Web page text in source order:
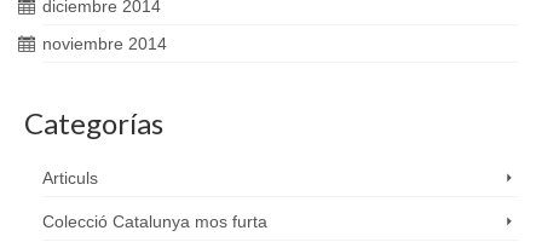
diciembre 2014
noviembre 2014
Categorías
Articuls
Colecció Catalunya mos furta